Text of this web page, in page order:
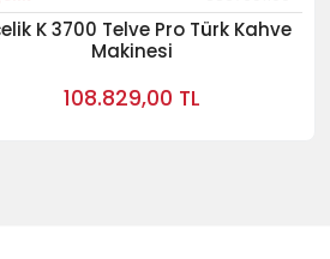
K 3700 Telve Pro Türk Kahve
Makinesi
108.829,00 TL